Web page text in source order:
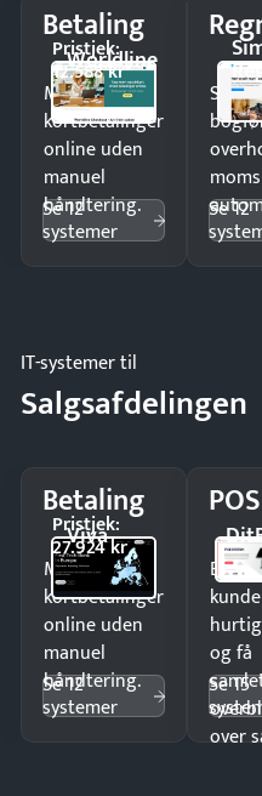
Betaling
Worldline
Pristjek:
12.588 kr
Modtag
kortbetalinger
online uden
manuel
håndtering.
Se 12
systemer
Spar
moms
Se 12
IT-systemer til
Salgsafdelingen
Betaling
Viva
Pristjek:
27.924 kr
Modtag
kortbetalinger
online uden
manuel
håndtering.
Se 12
systemer
POS
og få
over
Se 15